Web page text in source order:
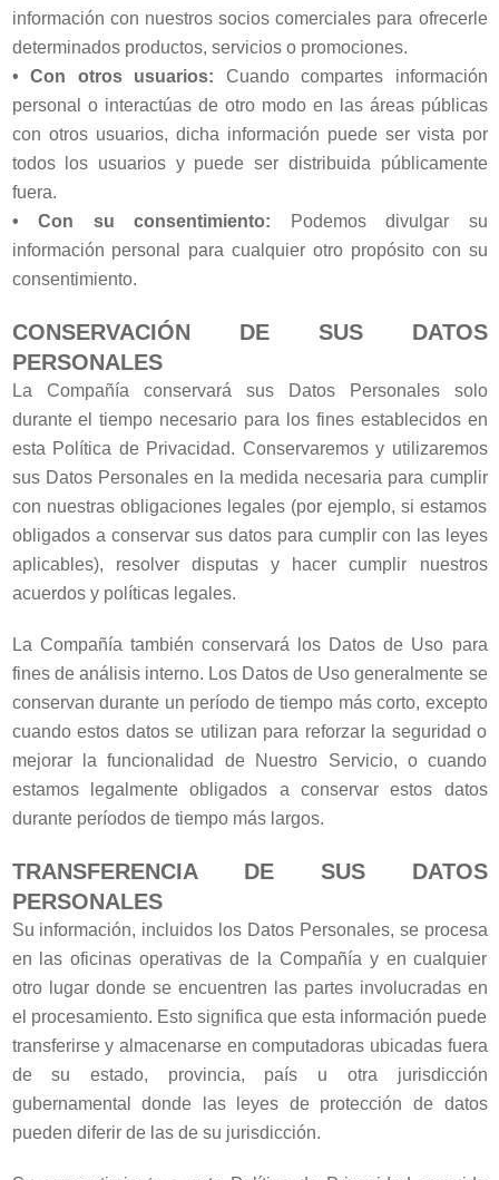
información con nuestros socios comerciales para ofrecerle
determinados productos, servicios o promociones.
• Con otros usuarios: Cuando compartes información
personal o interactúas de otro modo en las áreas públicas
con otros usuarios, dicha información puede ser vista por
todos los usuarios y puede ser distribuida públicamente
fuera.
• Con su consentimiento: Podemos divulgar su
información personal para cualquier otro propósito con su
consentimiento.
CONSERVACIÓN DE SUS DATOS
PERSONALES
La Compañía conservará sus Datos Personales solo
durante el tiempo necesario para los fines establecidos en
esta Política de Privacidad. Conservaremos y utilizaremos
sus Datos Personales en la medida necesaria para cumplir
con nuestras obligaciones legales (por ejemplo, si estamos
obligados a conservar sus datos para cumplir con las leyes
aplicables), resolver disputas y hacer cumplir nuestros
acuerdos y políticas legales.
La Compañía también conservará los Datos de Uso para
fines de análisis interno. Los Datos de Uso generalmente se
conservan durante un período de tiempo más corto, excepto
cuando estos datos se utilizan para reforzar la seguridad o
mejorar la funcionalidad de Nuestro Servicio, o cuando
estamos legalmente obligados a conservar estos datos
durante períodos de tiempo más largos.
TRANSFERENCIA DE SUS DATOS
PERSONALES
Su información, incluidos los Datos Personales, se procesa
en las oficinas operativas de la Compañía y en cualquier
otro lugar donde se encuentren las partes involucradas en
el procesamiento. Esto significa que esta información puede
transferirse y almacenarse en computadoras ubicadas fuera
de su estado, provincia, país u otra jurisdicción
gubernamental donde las leyes de protección de datos
pueden diferir de las de su jurisdicción.